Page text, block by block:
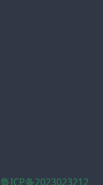
鲁ICP备2023023212